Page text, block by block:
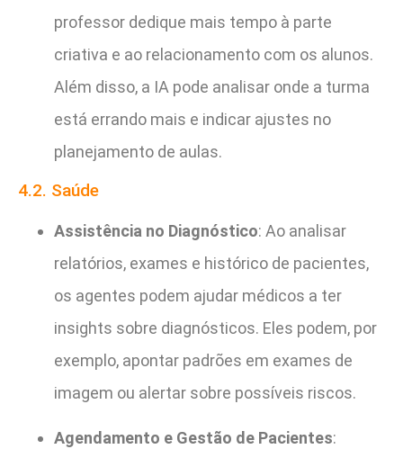
professor dedique mais tempo à parte
criativa e ao relacionamento com os alunos.
Além disso, a IA pode analisar onde a turma
está errando mais e indicar ajustes no
planejamento de aulas.
4.2. Saúde
Assistência no Diagnóstico: Ao analisar
relatórios, exames e histórico de pacientes,
os agentes podem ajudar médicos a ter
insights sobre diagnósticos. Eles podem, por
exemplo, apontar padrões em exames de
imagem ou alertar sobre possíveis riscos.
Agendamento e Gestão de Pacientes: